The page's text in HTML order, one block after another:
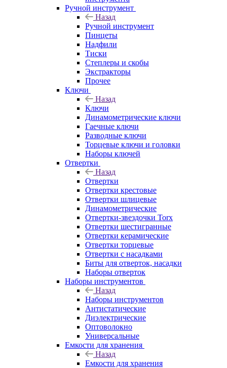
Ручной инструмент
Назад
Ручной инструмент
Пинцеты
Надфили
Тиски
Степлеры и скобы
Экстракторы
Прочее
Ключи
Назад
Ключи
Динамометрические ключи
Гаечные ключи
Разводные ключи
Торцевые ключи и головки
Наборы ключей
Отвертки
Назад
Отвертки
Отвертки крестовые
Отвертки шлицевые
Динамометрические
Отвертки-звездочки Torx
Отвертки шестигранные
Отвертки керамические
Отвертки торцевые
Отвертки с насадками
Биты для отверток, насадки
Наборы отверток
Наборы инструментов
Назад
Наборы инструментов
Антистатические
Диэлектрические
Оптоволокно
Универсальные
Емкости для хранения
Назад
Емкости для хранения